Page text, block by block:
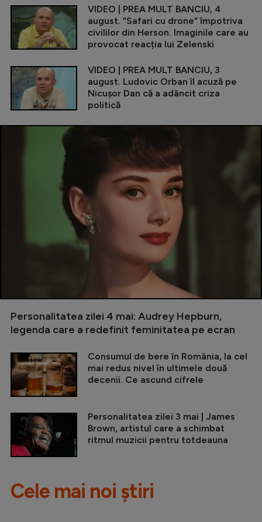
VIDEO | PREA MULT BANCIU, 4
august. ”Safari cu drone” împotriva
civililor din Herson. Imaginile care au
provocat reacția lui Zelenski
VIDEO | PREA MULT BANCIU, 3
august. Ludovic Orban îl acuză pe
Nicușor Dan că a adâncit criza
politică
Personalitatea zilei 4 mai: Audrey Hepburn,
legenda care a redefinit feminitatea pe ecran
Consumul de bere în România, la cel
mai redus nivel în ultimele două
decenii. Ce ascund cifrele
Personalitatea zilei 3 mai | James
Brown, artistul care a schimbat
ritmul muzicii pentru totdeauna
Cele mai noi știri